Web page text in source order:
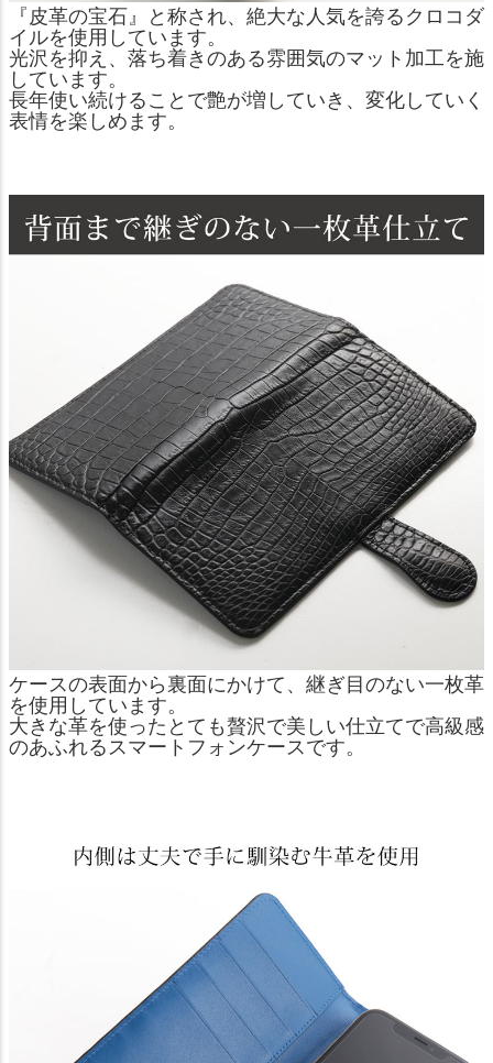
『皮革の宝石』と称され、絶大な人気を誇るクロコダ
イルを使用しています。
光沢を抑え、落ち着きのある雰囲気のマット加工を施
しています。
長年使い続けることで艶が増していき、変化していく
表情を楽しめます。
ケースの表面から裏面にかけて、継ぎ目のない一枚革
を使用しています。
大きな革を使ったとても贅沢で美しい仕立てで高級感
のあふれるスマートフォンケースです。